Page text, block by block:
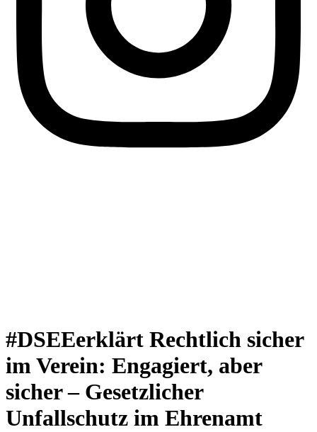
#DSEEerklärt Rechtlich sicher
im Verein: Engagiert, aber
sicher – Gesetzlicher
Unfallschutz im Ehrenamt